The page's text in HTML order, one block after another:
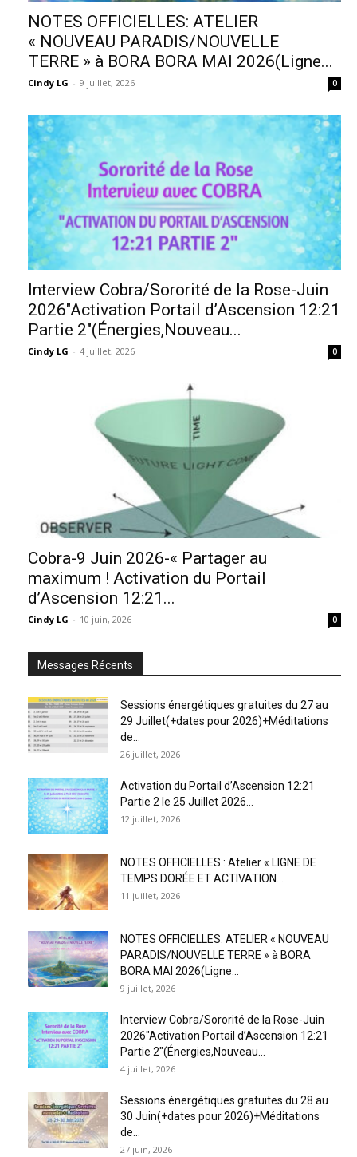
NOTES OFFICIELLES: ATELIER
« NOUVEAU PARADIS/NOUVELLE
TERRE » à BORA BORA MAI 2026(Ligne...
Cindy LG - 9 juillet, 2026 0
Interview Cobra/Sororité de la Rose-Juin
2026″Activation Portail d’Ascension 12:21
Partie 2″(Énergies,Nouveau...
Cindy LG - 4 juillet, 2026 0
Cobra-9 Juin 2026-« Partager au
maximum ! Activation du Portail
d’Ascension 12:21...
Cindy LG - 10 juin, 2026 0
Messages Récents
Sessions énergétiques gratuites du 27 au
29 Juillet(+dates pour 2026)+Méditations
de...
26 juillet, 2026
Activation du Portail d’Ascension 12:21
Partie 2 le 25 Juillet 2026...
12 juillet, 2026
NOTES OFFICIELLES : Atelier « LIGNE DE
TEMPS DORÉE ET ACTIVATION...
11 juillet, 2026
NOTES OFFICIELLES: ATELIER « NOUVEAU
PARADIS/NOUVELLE TERRE » à BORA
BORA MAI 2026(Ligne...
9 juillet, 2026
Interview Cobra/Sororité de la Rose-Juin
2026″Activation Portail d’Ascension 12:21
Partie 2″(Énergies,Nouveau...
4 juillet, 2026
Sessions énergétiques gratuites du 28 au
30 Juin(+dates pour 2026)+Méditations
de...
27 juin, 2026